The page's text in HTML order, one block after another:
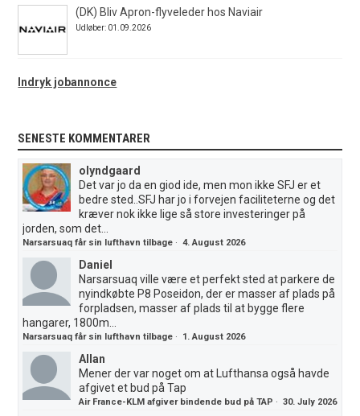
(DK) Bliv Apron-flyveleder hos Naviair
Udløber: 01.09.2026
Indryk jobannonce
SENESTE KOMMENTARER
olyndgaard
Det var jo da en giod ide, men mon ikke SFJ er et
bedre sted..SFJ har jo i forvejen faciliteterne og det
kræver nok ikke lige så store investeringer på
jorden, som det...
Narsarsuaq får sin lufthavn tilbage ·4. August 2026
Daniel
Narsarsuaq ville være et perfekt sted at parkere de
nyindkøbte P8 Poseidon, der er masser af plads på
forpladsen, masser af plads til at bygge flere
hangarer, 1800m...
Narsarsuaq får sin lufthavn tilbage · 1. August 2026
Allan
Mener der var noget om at Lufthansa også havde
afgivet et bud på Tap
Air France-KLM afgiver bindende bud på TAP ·30. July 2026